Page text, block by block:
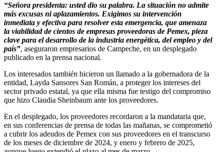
“Señora presidenta: usted dio su palabra. La situación no admite
más excusas ni aplazamientos. Exigimos su intervención
inmediata y efectiva para resolver esta emergencia, que amenaza
la viabilidad de cientos de empresas proveedoras de Pemex, pieza
clave para el desarrollo de la industria energética, del empleo y del
país”, aseguraron empresarios de Campeche, en un desplegado
publicado en la prensa nacional.
Los interesados también hicieron un llamado a la gobernadora de la
entidad, Layda Sansores San Román, a proteger los intereses del
sector privado estatal, ya que ella misma fue testigo del compromiso
que hizo Claudia Sheinbaum ante los proveedores.
En el desplegado, los proveedores recordaron a la mandataria que,
en sus conferencias de prensa de todas las mañanas, se comprometió
a cubrir los adeudos de Pemex con sus proveedores en el transcurso
de los meses de diciembre de 2024, y enero y febrero de 2025,